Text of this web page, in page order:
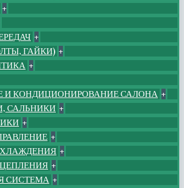
+
+
ГАЙКИ) +
+
И КОНДИЦИОНИРОВАНИЕ САЛОНА +
САЛЬНИКИ +
+
+
+
+
СИСТЕМА +